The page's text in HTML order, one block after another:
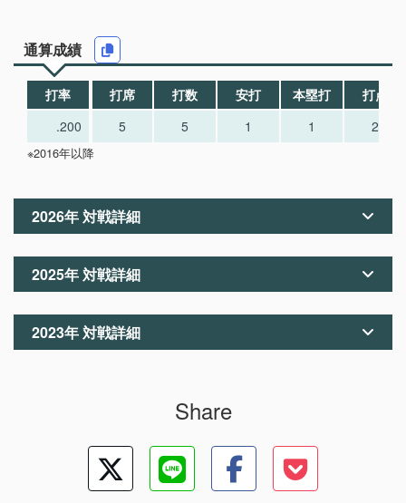
通算成績
打率 打席 打数 安打 本塁打
打点
.200
5 5 1 1 2
※2016年以降
2026年 対戦詳細
2025年 対戦詳細
2023年 対戦詳細
Share